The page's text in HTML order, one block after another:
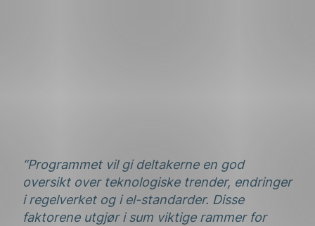
“Programmet vil gi deltakerne en god
oversikt over teknologiske trender, endringer
i regelverket og i el-standarder. Disse
faktorene utgjør i sum viktige rammer for